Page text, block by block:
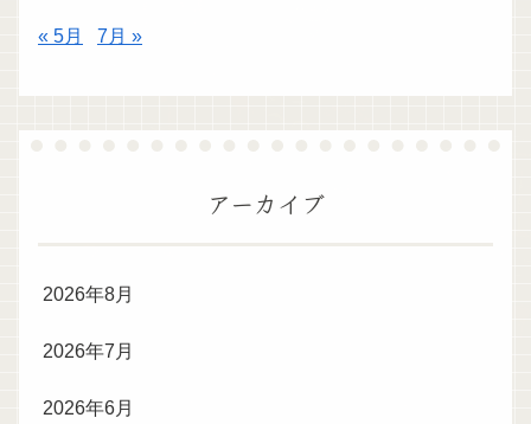
« 5月 7月 »
アーカイブ
2026年8月
2026年7月
2026年6月